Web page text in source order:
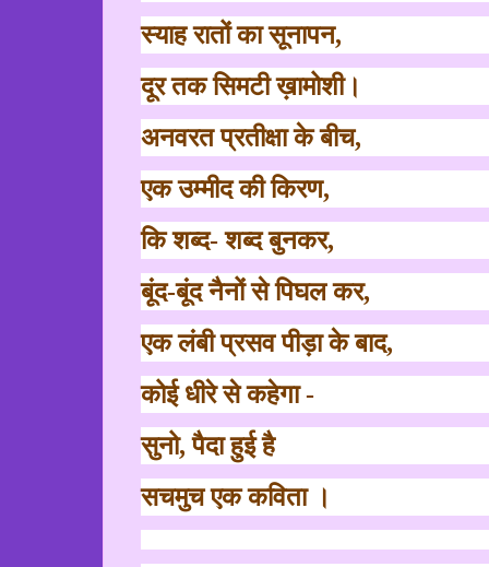
स्याह रातों का सूनापन,
दूर तक सिमटी ख़ामोशी।
अनवरत प्रतीक्षा के बीच,
एक उम्मीद की किरण,
कि शब्द- शब्द बुनकर,
बूंद-बूंद नैनों से पिघल कर,
एक लंबी प्रसव पीड़ा के बाद,
कोई धीरे से कहेगा -
सुनो,पैदा हुई है
सचमुच एक कविता ।